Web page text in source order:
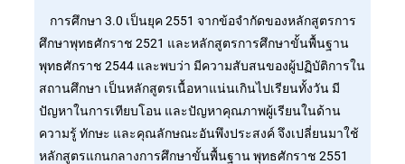
การศึกษา 3.0 เป็นยุค 2551 จากข้อจำกัดของหลักสูตรการ
ศึกษาพุทธศักราช 2521 และหลักสูตรการศึกษาขั้นพื้นฐาน
พุทธศักราช 2544 และพบว่า มีความสับสนของผู้ปฏิบัติการใน
สถานศึกษา เป็นหลักสูตรเนื้อหาแน่นเกินไปเรียนทั้งวัน มี
ปัญหาในการเทียบโอน และปัญหาคุณภาพผู้เรียนในด้าน
ความรู้ ทักษะ และคุณลักษณะอันพึงประสงค์ จึงเปลี่ยนมาใช้
หลักสูตรแกนกลางการศึกษาขั้นพื้นฐาน พุทธศักราช 2551